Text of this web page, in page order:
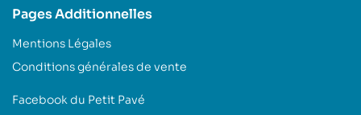
Pages Additionnelles
Mentions Légales
Conditions générales de vente
Facebook du Petit Pavé